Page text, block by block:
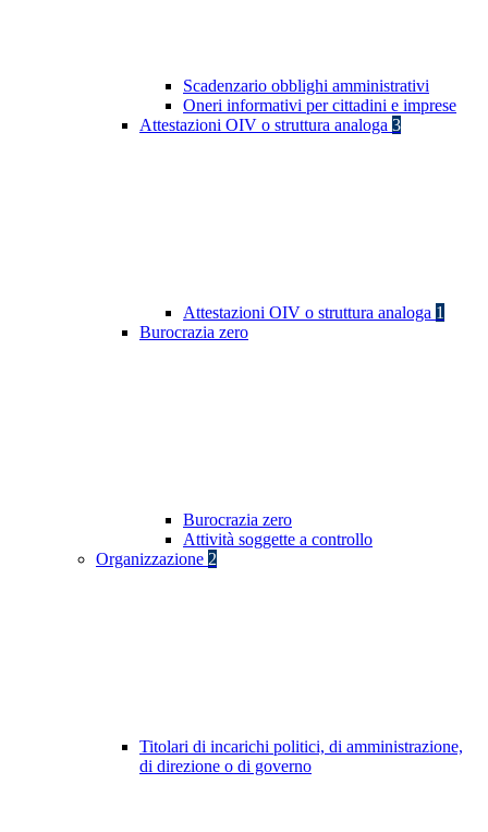
Scadenzario obblighi amministrativi
Oneri informativi per cittadini e imprese
Attestazioni OIV o struttura analoga 3
Attestazioni OIV o struttura analoga 1
Burocrazia zero
Burocrazia zero
Attività soggette a controllo
Organizzazione 2
Titolari di incarichi politici, di amministrazione,
di direzione o di governo